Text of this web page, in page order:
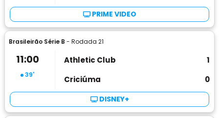
PRIME VIDEO
Brasileirão Série B - Rodada 21
11:00
39'
Athletic Club
1
Criciúma
0
DISNEY+